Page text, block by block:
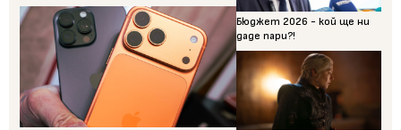
Бюджет 2026 - кой ще ни
даде пари?!